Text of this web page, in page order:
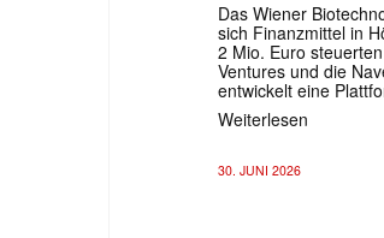
Das Wiener
sich Finanzmittel in
2 Mio. Euro
Ventures und die
entwickelt eine
Weiterlesen
30. JUNI 2026